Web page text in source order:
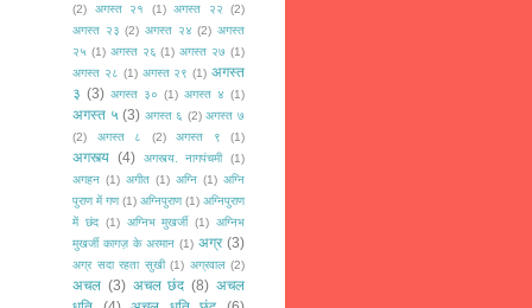
(2)
अगस्त २१ (1) अगस्त २२
(2)
अगस्त २३ (2) अगस्त २४ (2) अगस्त
२५ (1) अगस्त २६ (1) अगस्त २७ (1)
अगस्त २८ (1) अगस्त २९ (1) अगस्त
३ (3) अगस्त ३० (1) अगस्त ४ (1)
अगस्त ५ (3) अगस्त ६ (2) अगस्त ७
(2)
अगस्त ८ (2) अगस्त ९ (1)
अगस्त्य (4) अगस्त्य. नागपंचमी
(1)
अगहन (1) अगीत (1) अग्नि (1) अग्नि
पुराण में गण (1) अग्निपुराण (1) अग्निपुराण
में छंद (1) अग्निभ मुखर्जी (1) अग्निभ
मुखर्जी कागज़ के अरमान (1) अग्र (3)
अग्र सदा रहता सुखी (1) अग्रवाल (2)
अचल (3) अचल छंद (8) अचल